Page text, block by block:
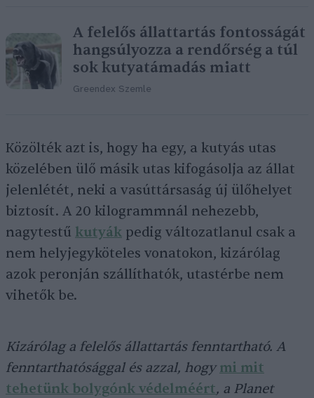
A felelős állattartás fontosságát
hangsúlyozza a rendőrség a túl
sok kutyatámadás miatt
Greendex Szemle
Közölték azt is, hogy ha egy, a kutyás utas
közelében ülő másik utas kifogásolja az állat
jelenlétét, neki a vasúttársaság új ülőhelyet
biztosít. A 20 kilogrammnál nehezebb,
nagytestű kutyák pedig változatlanul csak a
nem helyjegyköteles vonatokon, kizárólag
azok peronján szállíthatók, utastérbe nem
vihetők be.
Kizárólag a felelős állattartás fenntartható. A
fenntarthatósággal és azzal, hogymi mit
tehetünk bolygónk védelméért, a Planet